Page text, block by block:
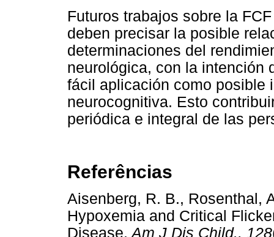
Futuros trabajos sobre la
deben precisar la posible
determinaciones del
neurológica, con la intención
fácil aplicación como posible
neurocognitiva. Esto
periódica e integral de las
Referências
Aisenberg, R. B., Rosenthal,
Hypoxemia and Critical
Disease. Am J Dis Child., 128